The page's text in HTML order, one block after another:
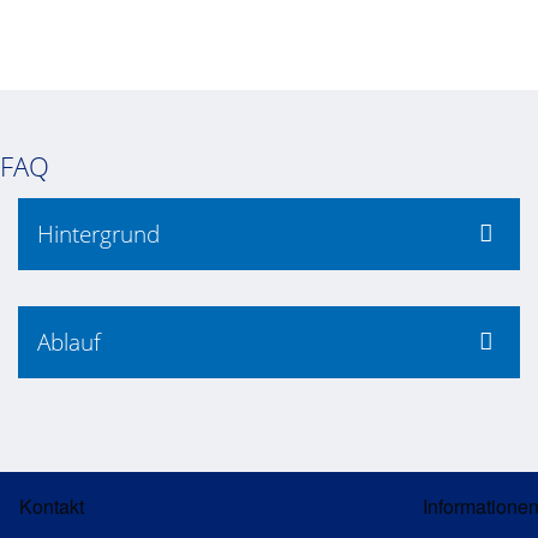
FAQ
Hintergrund
Ablauf
Kontakt
Informationen